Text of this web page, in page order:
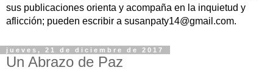
sus publicaciones orienta y acompaña en la inquietud y
aflicción; pueden escribir a susanpaty14@gmail.com.
jueves, 21 de diciembre de 2017
Un Abrazo de Paz